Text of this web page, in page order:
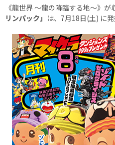
《龍世界 ～龍の降臨する地～》が
リンパック」 は、7月18日(土) に発